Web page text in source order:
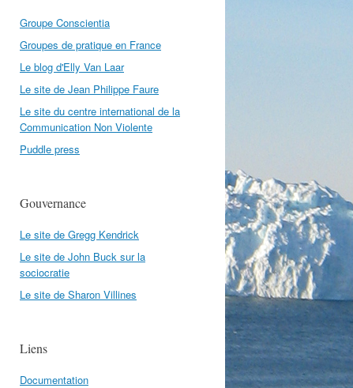
Groupe Conscientia
Groupes de pratique en France
Le blog d'Elly Van Laar
Le site de Jean Philippe Faure
Le site du centre international de la
Communication Non Violente
Puddle press
Gouvernance
Le site de Gregg Kendrick
Le site de John Buck sur la
sociocratie
Le site de Sharon Villines
Liens
Documentation